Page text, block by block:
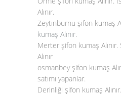
Alınır.
Zeytinburnu şifon kumaş
kumaş Alınır.
Merter şifon kumaş
Alınır
osmanbey şifon kumaş
satımı yapanlar.
Derinliği şifon kumaş